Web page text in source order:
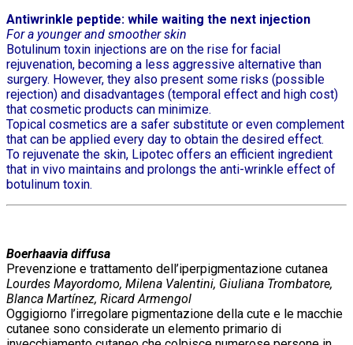
Antiwrinkle peptide: while waiting the next injection
For a younger and smoother skin
Botulinum toxin injections are on the rise for facial
rejuvenation, becoming a less aggressive alternative than
surgery. However, they also present some risks (possible
rejection) and disadvantages (temporal effect and high cost)
that cosmetic products can minimize.
Topical cosmetics are a safer substitute or even complement
that can be applied every day to obtain the desired effect.
To rejuvenate the skin, Lipotec offers an efficient ingredient
that in vivo maintains and prolongs the anti-wrinkle effect of
botulinum toxin.
Boerhaavia diffusa
Prevenzione e trattamento dell’iperpigmentazione cutanea
Lourdes Mayordomo, Milena Valentini, Giuliana Trombatore,
Blanca Martínez, Ricard Armengol
Oggigiorno l’irregolare pigmentazione della cute e le macchie
cutanee sono considerate un elemento primario di